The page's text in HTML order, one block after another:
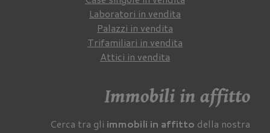
Laboratori in vendita
Palazzi in vendita
Trifamiliari in vendita
Attici in vendita
Immobili in affitto
Cerca tra gli immobili in affitto della nostra